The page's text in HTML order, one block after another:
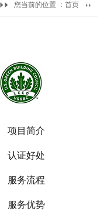
您当前的位置 ： 首页
项目简介
认证好处
服务流程
服务优势